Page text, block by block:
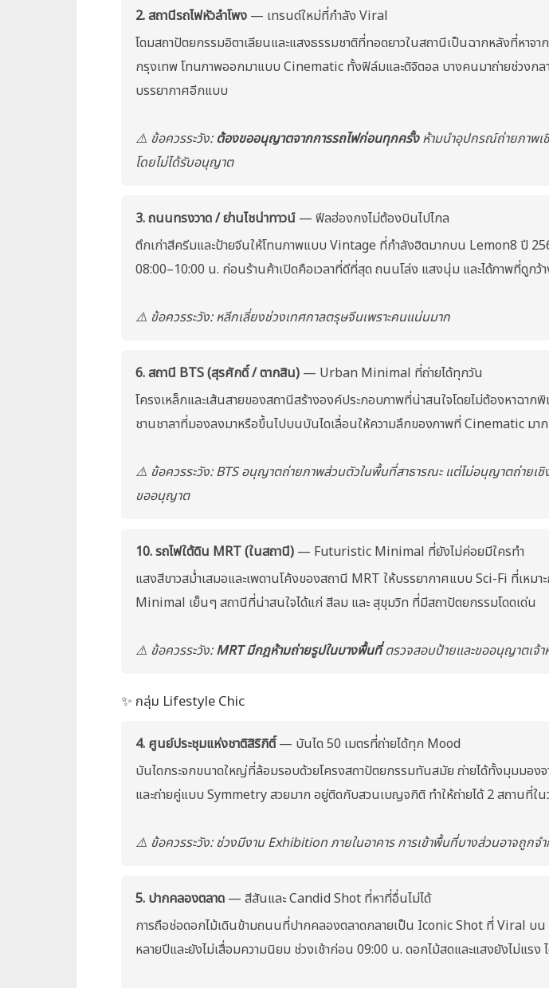
2. สถานีรถไฟหัวลำโพง — เทรนด์ใหม่ที่กำลัง Viral
โดมสถาปัตยกรรมอิตาเลียนและแสงธรรมชาติที่ทอดยาวในสถานีเป็นฉากหลังที่หาจา
กรุงเทพ โทนภาพออกมาแบบ Cinematic ทั้งฟิล์มและดิจิตอล บางคนมาถ่ายช่วงกล
บรรยากาศอีกแบบ
⚠️ ข้อควรระวัง:ต้องขออนุญาตจากการรถไฟก่อนทุกครั้งห้ามนำอุปกรณ์ถ่ายภาพเ
โดยไม่ได้รับอนุญาต
3. ถนนทรงวาด / ย่านไชน่าทาวน์ — ฟีลฮ่องกงไม่ต้องบินไปไกล
ตึกเก่าสีครีมและป้ายจีนให้โทนภาพแบบ Vintage ที่กำลังฮิตมากบน Lemon8 ปี
08:00–10:00 น. ก่อนร้านค้าเปิดคือเวลาที่ดีที่สุด ถนนโล่ง แสงนุ่ม และได้ภาพที่ดูกว้า
⚠️ ข้อควรระวัง: หลีกเลี่ยงช่วงเทศกาลตรุษจีนเพราะคนแน่นมาก
6. สถานี BTS (สุรศักดิ์ / ตากสิน) — Urban Minimal ที่ถ่ายได้ทุกวัน
โครงเหล็กและเส้นสายของสถานีสร้างองค์ประกอบภาพที่น่าสนใจโดยไม่ต้องหาฉาก
ชานชาลาที่มองลงมาหรือขึ้นไปบนบันไดเลื่อนให้ความลึกของภาพที่ Cinematic มาก
⚠️ ข้อควรระวัง: BTS อนุญาตถ่ายภาพส่วนตัวในพื้นที่สาธารณะ แต่ไม่อนุญาตถ่ายเ
ขออนุญาต
10. รถไฟใต้ดิน MRT (ในสถานี) — Futuristic Minimal ที่ยังไม่ค่อยมีใครทำ
แสงสีขาวสม่ำเสมอและเพดานโค้งของสถานี MRT ให้บรรยากาศแบบ Sci-Fi ที่เหมา
Minimal เย็นๆ สถานีที่น่าสนใจได้แก่ สีลม และ สุขุมวิท ที่มีสถาปัตยกรรมโดดเด่น
⚠️ ข้อควรระวัง:MRT มีกฎห้ามถ่ายรูปในบางพื้นที่ตรวจสอบป้ายและขออนุญาตเจ้า
✨ กลุ่ม Lifestyle Chic
4. ศูนย์ประชุมแห่งชาติสิริกิติ์— บันได 50 เมตรที่ถ่ายได้ทุก Mood
บันไดกระจกขนาดใหญ่ที่ล้อมรอบด้วยโครงสถาปัตยกรรมทันสมัย ถ่ายได้ทั้งมุมมอง
และถ่ายคู่แบบ Symmetry สวยมาก อยู่ติดกับสวนเบญจกิติ ทำให้ถ่ายได้ 2 สถานที่ใน
⚠️ ข้อควรระวัง: ช่วงมีงาน Exhibition ภายในอาคาร การเข้าพื้นที่บางส่วนอาจถูกจ
5. ปากคลองตลาด — สีสันและ Candid Shot ที่หาที่อื่นไม่ได้
การถือช่อดอกไม้เดินข้ามถนนที่ปากคลองตลาดกลายเป็น Iconic Shot ที่ Viral บ
หลายปีและยังไม่เสื่อมความนิยม ช่วงเช้าก่อน 09:00 น. ดอกไม้สดและแสงยังไม่แรง